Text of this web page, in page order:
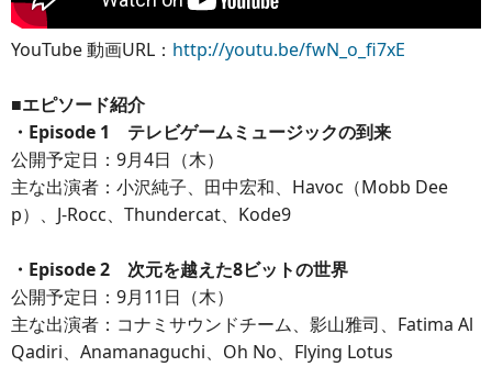
YouTube 動画URL： http://youtu.be/fwN_o_fi7xE
■エピソード紹介
・Episode 1 テレビゲームミュージックの到来
公開予定日：9月4日（木）
主な出演者：小沢純子、田中宏和、Havoc（Mobb Dee
p）、J-Rocc、Thundercat、Kode9
・Episode 2 次元を越えた8ビットの世界
公開予定日：9月11日（木）
主な出演者：コナミサウンドチーム、影山雅司、Fatima Al
Qadiri、Anamanaguchi、Oh No、Flying Lotus